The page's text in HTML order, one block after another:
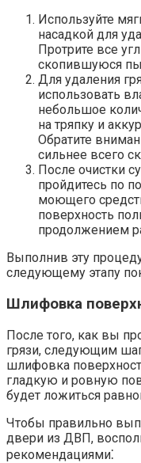
Используйте
насадкой для
Протрите все
скопившуюся
Для удаления
использовать
небольшое
на тряпку и
Обратите
сильнее всего
После очистки
пройдитесь по
моющего
поверхность
продолжением
Выполнив эту
следующему этапу
Шлифовка
После того, как вы
грязи, следующим
шлифовка
гладкую и ровную
будет ложиться
Чтобы правильно
двери из ДВП,
рекомендациями⁚